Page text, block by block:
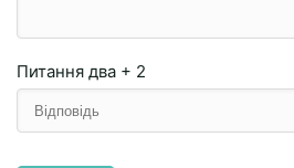
Питання два + 2